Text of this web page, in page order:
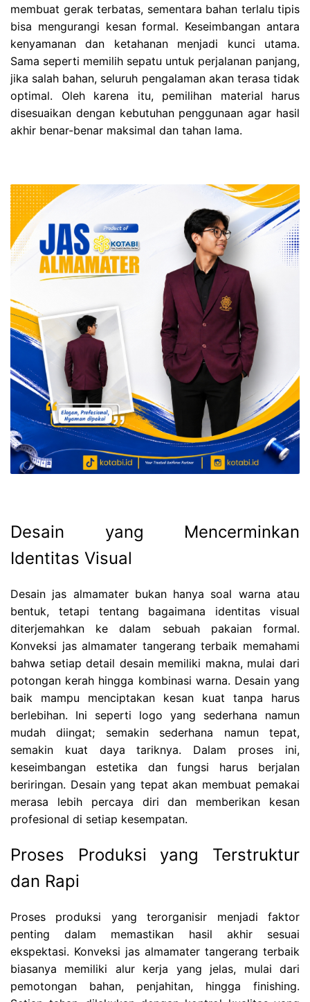
membuat gerak terbatas, sementara bahan terlalu tipis
bisa mengurangi kesan formal. Keseimbangan antara
kenyamanan dan ketahanan menjadi kunci utama.
Sama seperti memilih sepatu untuk perjalanan panjang,
jika salah bahan, seluruh pengalaman akan terasa tidak
optimal. Oleh karena itu, pemilihan material harus
disesuaikan dengan kebutuhan penggunaan agar hasil
akhir benar-benar maksimal dan tahan lama.
Desain yang Mencerminkan
Identitas Visual
Desain jas almamater bukan hanya soal warna atau
bentuk, tetapi tentang bagaimana identitas visual
diterjemahkan ke dalam sebuah pakaian formal.
Konveksi jas almamater tangerang terbaik memahami
bahwa setiap detail desain memiliki makna, mulai dari
potongan kerah hingga kombinasi warna. Desain yang
baik mampu menciptakan kesan kuat tanpa harus
berlebihan. Ini seperti logo yang sederhana namun
mudah diingat; semakin sederhana namun tepat,
semakin kuat daya tariknya. Dalam proses ini,
keseimbangan estetika dan fungsi harus berjalan
beriringan. Desain yang tepat akan membuat pemakai
merasa lebih percaya diri dan memberikan kesan
profesional di setiap kesempatan.
Proses Produksi yang Terstruktur
dan Rapi
Proses produksi yang terorganisir menjadi faktor
penting dalam memastikan hasil akhir sesuai
ekspektasi. Konveksi jas almamater tangerang terbaik
biasanya memiliki alur kerja yang jelas, mulai dari
pemotongan bahan, penjahitan, hingga finishing.